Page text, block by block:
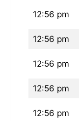
12:56 pm
12:56 pm
12:56 pm
12:56 pm
12:56 pm